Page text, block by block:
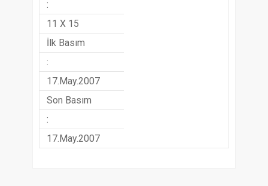
:
11 X 15
İlk Basım
:
17.May.2007
Son Basım
:
17.May.2007